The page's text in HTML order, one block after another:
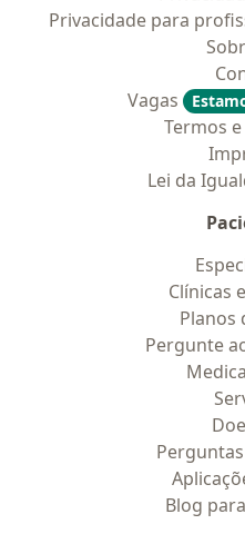
Privacidade para
Vagas
Termos
Lei da
Clínicas
Planos
Pergunte
Blog